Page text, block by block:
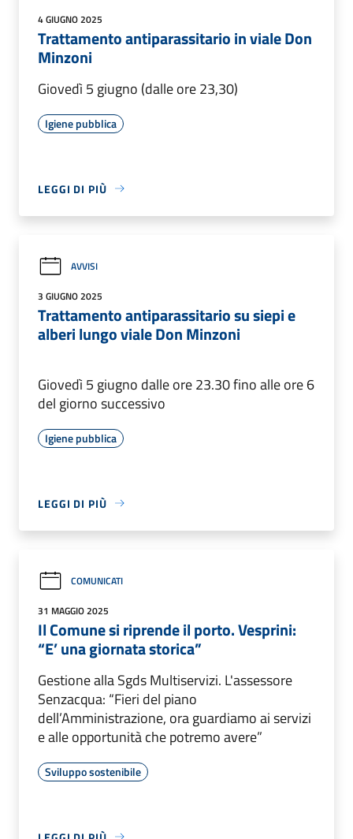
4 GIUGNO 2025
Trattamento antiparassitario in viale Don
Minzoni
Giovedì 5 giugno (dalle ore 23,30)
Igiene pubblica
LEGGI DI PIÙ
AVVISI
3 GIUGNO 2025
Trattamento antiparassitario su siepi e
alberi lungo viale Don Minzoni
Giovedì 5 giugno dalle ore 23.30 fino alle ore 6
del giorno successivo
Igiene pubblica
LEGGI DI PIÙ
COMUNICATI
31 MAGGIO 2025
Il Comune si riprende il porto. Vesprini:
“E’ una giornata storica”
Gestione alla Sgds Multiservizi. L'assessore
Senzacqua: “Fieri del piano
dell’Amministrazione, ora guardiamo ai servizi
e alle opportunità che potremo avere”
Sviluppo sostenibile